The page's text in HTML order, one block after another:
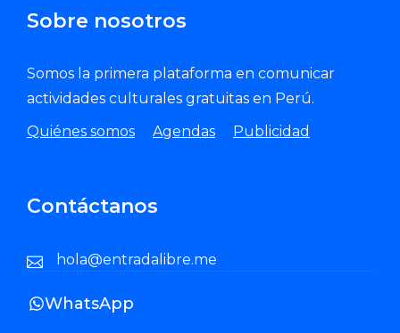
Sobre nosotros
Somos la primera plataforma en comunicar
actividades culturales gratuitas en Perú.
Quiénes somos
Agendas Publicidad
Contáctanos
hola@entradalibre.me
WhatsApp